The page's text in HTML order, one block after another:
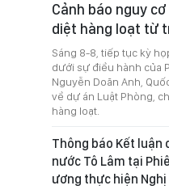
Cảnh báo nguy
diệt hàng loạt từ
Sáng 8-8, tiếp tục kỳ
dưới sự điều hành của
Nguyễn Doãn Anh,
về dự án Luật Phòng,
hàng loạt.
Thông báo Kết luận
nước Tô Lâm tại
ương thực hiện